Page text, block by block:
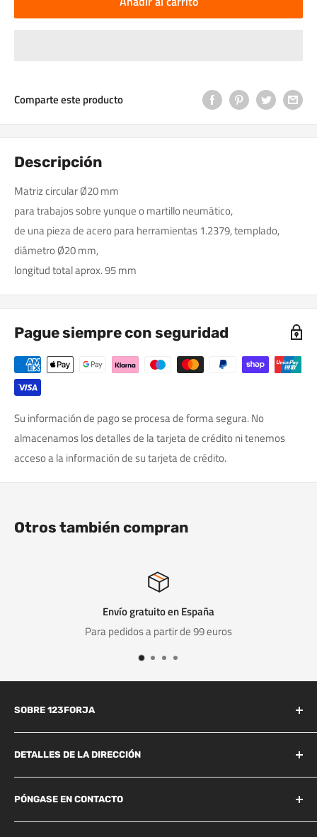
Comparte este producto
Descripción
Matriz circular Ø20 mm
para trabajos sobre yunque o martillo neumático,
de una pieza de acero para herramientas 1.2379, templado,
diámetro Ø20 mm,
longitud total aprox. 95 mm
Pague siempre con seguridad
Su información de pago se procesa de forma segura. No
almacenamos los detalles de la tarjeta de crédito ni tenemos
acceso a la información de su tarjeta de crédito.
Otros también compran
Envío gratuito en España
pedidos a partir de 99 euros
SOBRE 123FORJA
123forja tiene años de experiencia en el campo de la forja y la
fundición.
razonable y, por lo tanto, somos líderes en el mercado de la
forja.
DETALLES DE LA DIRECCIÓN
Industrieweg 156B
Best, 5683 CG
+31 85 06 05 578
PÓNGASE EN CONTACTO
Preguntas más frecuentes